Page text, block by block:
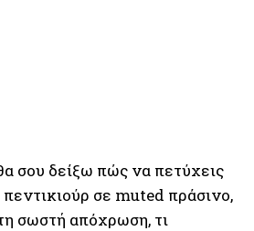
σου δείξω πώς να πετύχεις
σε muted πράσινο,
σωστή απόχρωση, τι